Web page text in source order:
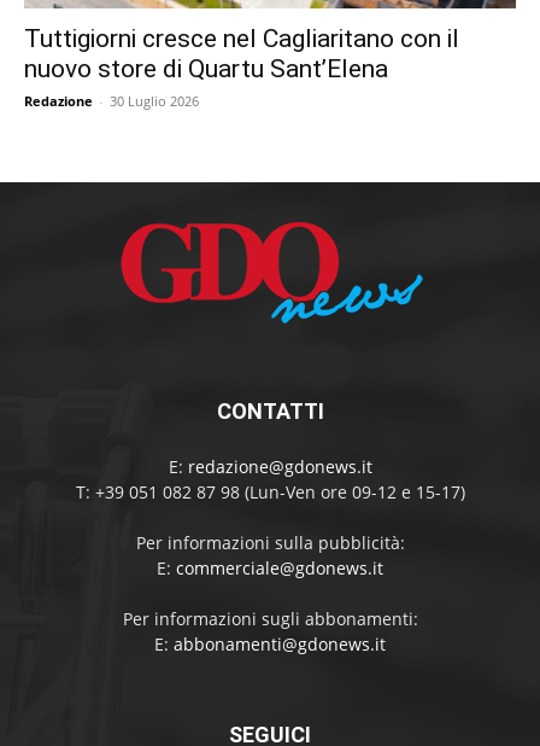
Tuttigiorni cresce nel Cagliaritano con il
nuovo store di Quartu Sant’Elena
Redazione - 30 Luglio 2026
CONTATTI
E: redazione@gdonews.it
T: +39 051 082 87 98 (Lun-Ven ore 09-12 e 15-17)
Per informazioni sulla pubblicità:
E: commerciale@gdonews.it
Per informazioni sugli abbonamenti:
E: abbonamenti@gdonews.it
SEGUICI